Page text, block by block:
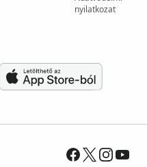
nyilatkozat